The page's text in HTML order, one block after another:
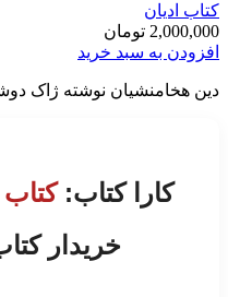
کتاب ادیان
2,000,000 تومان
افزودن به سبد خرید
دین هخامنشیان نوشته ژاک
کارا کتاب:کتاب
خریدار